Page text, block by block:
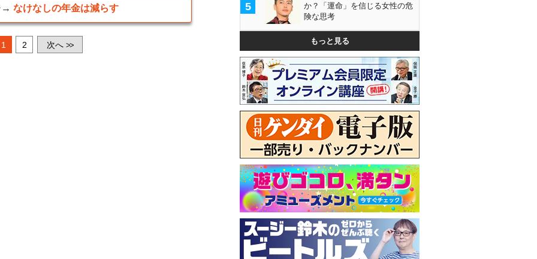
→なけなしの年金は減らす
1 2 次へ >>
5
か？「運命」を信じる女性の危
険な思考
もっと見る